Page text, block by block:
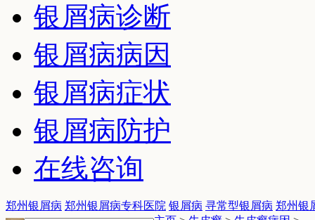
银屑病诊断
银屑病病因
银屑病症状
银屑病防护
在线咨询
郑州银屑病 郑州银屑病专科医院 银屑病 寻常型银屑病 郑州银